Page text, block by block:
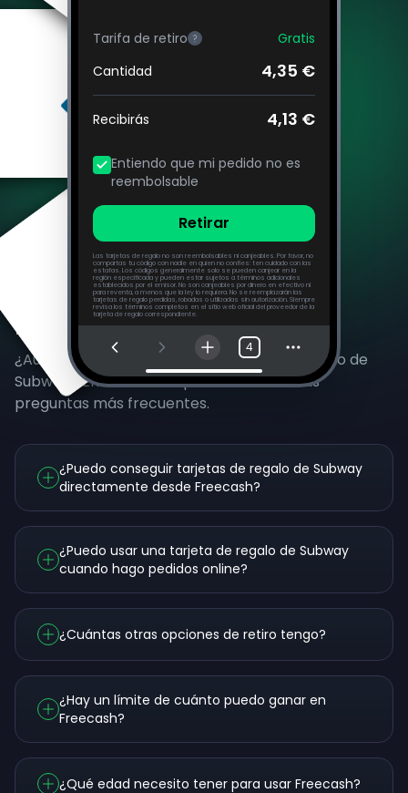
Tarifa de retiro ?
Gratis
Cantidad
4,35 €
Recibirás 4,13 €
Entiendo que mi pedido no es
reembolsable
Retirar
Las tarjetas de regalo no son reembolsables ni canjeables. Por favor, no
compartas tu código con nadie en quien no confíes: ten cuidado con las
estafas. Los códigos generalmente solo se pueden canjear en la
región especificada y pueden estar sujetos a términos adicionales
establecidos por el emisor. No son canjeables por dinero en efectivo ni
para reventa, a menos que la ley lo requiera. No se reemplazarán las
tarjetas de regalo perdidas, robadas o utilizadas sin autorización. Siempre
revisa los términos completos en el sitio web oficial del proveedor de la
tarjeta de regalo correspondiente.
4
Preguntas Frecuentes
¿Aún tienes dudas sobre ganar tarjetas regalo de
Subway? Encuentra respuestas a nuestras
preguntas más frecuentes.
¿Puedo conseguir tarjetas de regalo de Subway
directamente desde Freecash?
¿Puedo usar una tarjeta de regalo de Subway
cuando hago pedidos online?
¿Cuántas otras opciones de retiro tengo?
¿Hay un límite de cuánto puedo ganar en
Freecash?
¿Qué edad necesito tener para usar Freecash?